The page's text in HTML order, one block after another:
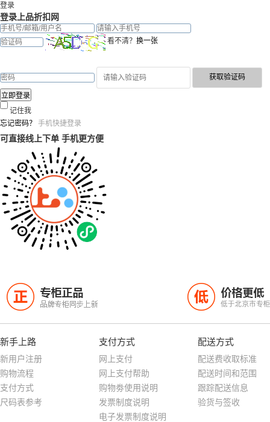
登录
登录上品折扣网
看不清？ 换一张
记住我
忘记密码？
手机快捷登录
可直接线上下单 手机更方便
正 专柜正品
品牌专柜同步上新
低 价格更低
低于北京市专
新手上路
新用户注册
购物流程
支付方式
尺码表参考
支付方式
网上支付
网上支付帮助
购物劵使用说明
发票制度说明
电子发票制度说明
配送方式
配送费收取标准
配送时间和范围
跟踪配送信息
验货与签收